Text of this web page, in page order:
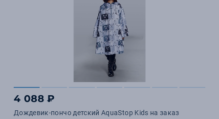
4 088 ₽
Дождевик-пончо детский AquaStop Kids на заказ